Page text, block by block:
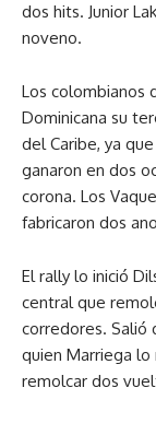
dos hits. Junior
noveno.
Los colombianos
Dominicana su
del Caribe, ya
ganaron en dos
corona. Los
fabricaron dos
El rally lo inició
central que
corredores. Salió
quien Marriega
remolcar dos